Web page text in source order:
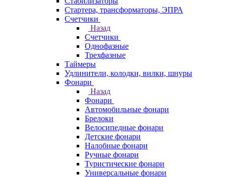
Стартера, трансформаторы, ЭПРА
Счетчики
Назад
Счетчики
Однофазные
Трехфазные
Таймеры
Удлинители, колодки, вилки, шнуры
Фонари
Назад
Фонари
Автомобильные фонари
Брелоки
Велосипедные фонари
Детские фонари
Налобные фонари
Ручные фонари
Туристические фонари
Универсальные фонари